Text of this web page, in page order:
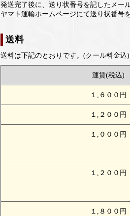
発送完了後に、送り状番号を記したメー
ヤマト運輸ホームページにて送り状番号
送料
送料は下記のとおりです。(クール料金込)
運賃(税込)
１,６００円
１,２００円
１,０００円
１,２００円
１,８００円